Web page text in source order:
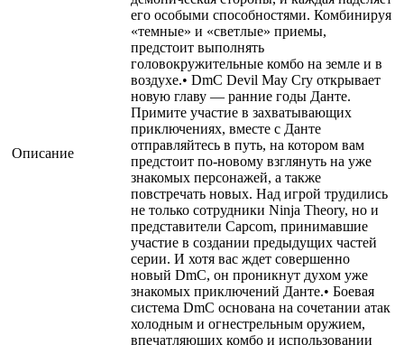
Описание
его особыми способностями. Комбинируя
«темные» и «светлые» приемы,
предстоит выполнять
головокружительные комбо на земле и в
воздухе.• DmC Devil May Cry открывает
новую главу — ранние годы Данте.
Примите участие в захватывающих
приключениях, вместе с Данте
отправляйтесь в путь, на котором вам
предстоит по-новому взглянуть на уже
знакомых персонажей, а также
повстречать новых. Над игрой трудились
не только сотрудники Ninja Theory, но и
представители Capcom, принимавшие
участие в создании предыдущих частей
серии. И хотя вас ждет совершенно
новый DmC, он проникнут духом уже
знакомых приключений Данте.• Боевая
система DmC основана на сочетании атак
холодным и огнестрельным оружием,
впечатляющих комбо и использовании